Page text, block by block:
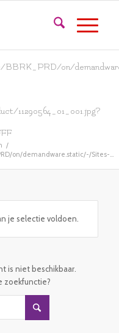
BBRK_PRD/on/
11290564_01_001.jpg?
/
on/demandware.static/-/Sites-...
je selectie voldoen.
is niet beschikbaar.
zoekfunctie?